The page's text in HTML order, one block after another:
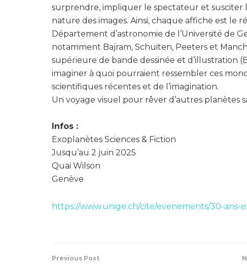
surprendre, impliquer le spectateur et susciter
nature des images. Ainsi, chaque affiche est le
Département d’astronomie de l’Université de
notamment Bajram, Schuiten, Peeters et
supérieure de bande dessinée et d’illustration
imaginer à quoi pourraient ressembler ces
scientifiques récentes et de l’imagination.
Un voyage visuel pour rêver d’autres planètes
Infos :
Exoplanètes Sciences & Fiction
Jusqu’au 2 juin 2025
Quai Wilson
Genève
https://www.unige.ch/cite/evenements/30-ans-
Previous Post